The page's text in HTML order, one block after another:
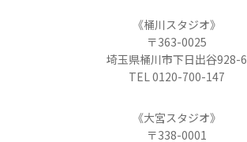
《桶川スタジオ》
〒363-0025
埼玉県桶川市下日出谷928-6
TEL 0120-700-147
《大宮スタジオ》
〒338-0001